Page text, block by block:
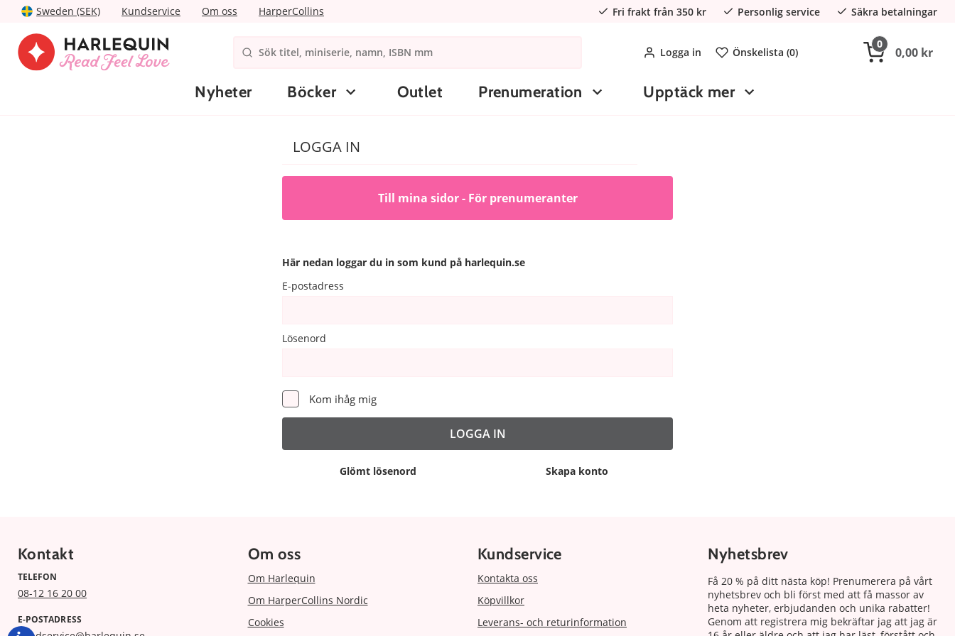
Sweden (SEK) Kundservice Om oss HarperCollins Fri frakt från 350 kr Personlig service Säkra betalningar
Logga in Önskelista (0)
0
0,00 kr
Nyheter Böcker Outlet Prenumeration Upptäck mer
LOGGA IN
Till mina sidor - För prenumeranter
Här nedan loggar du in som kund på harlequin.se
E-postadress
Lösenord
Kom ihåg mig
Glömt lösenord Skapa konto
Kontakt
TELEFON
08-12 16 20 00
E-POSTADRESS
Om oss
Om Harlequin
Om HarperCollins Nordic
Cookies
Kundservice
Kontakta oss
Köpvillkor
Leverans- och returinformation
Nyhetsbrev
Få 20 % på ditt nästa köp! Prenumerera på vårt
nyhetsbrev och bli först med att få massor av
heta nyheter, erbjudanden och unika rabatter!
Genom att registrera mig bekräftar jag att jag är